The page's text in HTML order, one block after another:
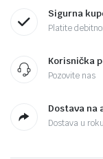
Sigurna
Platite
Korisnička
Pozovite nas
Dostava na
Dostava u